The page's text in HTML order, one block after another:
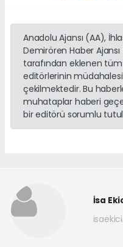
Anadolu Ajansı (AA),
Demirören Haber
tarafından eklenen
editörlerinin
çekilmektedir. Bu
muhataplar haberi
bir editörü sorumlu
İsa